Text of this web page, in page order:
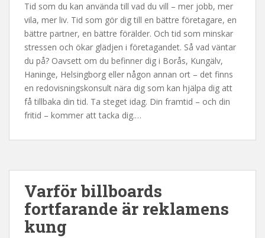
Tid som du kan använda till vad du vill – mer jobb, mer
vila, mer liv. Tid som gör dig till en bättre företagare, en
bättre partner, en bättre förälder. Och tid som minskar
stressen och ökar glädjen i företagandet. Så vad väntar
du på? Oavsett om du befinner dig i Borås, Kungälv,
Haninge, Helsingborg eller någon annan ort – det finns
en redovisningskonsult nära dig som kan hjälpa dig att
få tillbaka din tid. Ta steget idag. Din framtid – och din
fritid – kommer att tacka dig.…
Varför billboards
fortfarande är reklamens
kung